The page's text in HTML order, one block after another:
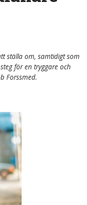
ställa om, samtidigt som
för en tryggare och
Forssmed.